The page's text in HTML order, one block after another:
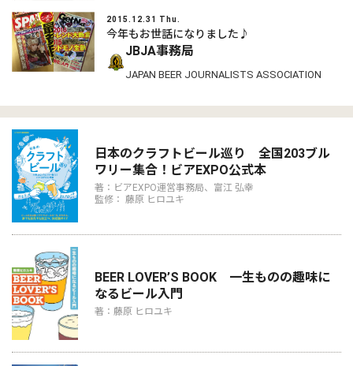
2015.12.31 Thu.
今年もお世話になりました♪
JBJA事務局
JAPAN BEER JOURNALISTS ASSOCIATION
日本のクラフトビール巡り 全国203ブル
ワリー集合！ビアEXPO公式本
著：ビアEXPO運営事務局、富江 弘幸
監修： 藤原 ヒロユキ
BEER LOVER’S BOOK 一生ものの趣味に
なるビール入門
著：藤原 ヒロユキ